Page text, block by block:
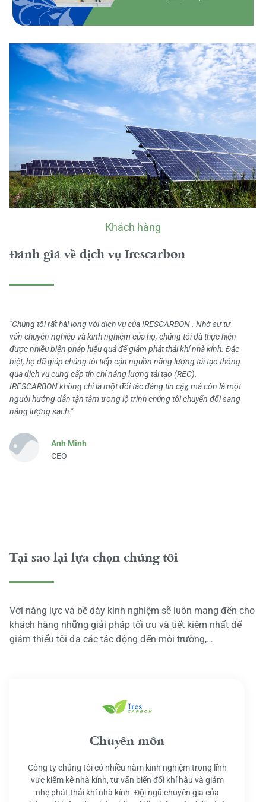
Khách hàng
Đánh giá về dịch vụ Irescarbon
"Chúng tôi rất hài lòng với dịch vụ của IRESCARBON . Nhờ sự tư
vấn chuyên nghiệp và kinh nghiệm của họ, chúng tôi đã thực hiện
được nhiều biện pháp hiệu quả để giảm phát thải khí nhà kính. Đặc
biệt, họ đã giúp chúng tôi tiếp cận nguồn năng lượng tái tạo thông
qua dịch vụ cung cấp tín chỉ năng lượng tái tạo (REC).
IRESCARBON không chỉ là một đối tác đáng tin cậy, mà còn là một
người hướng dẫn tận tâm trong lộ trình chúng tôi chuyển đổi sang
năng lượng sạch."
Anh Minh
CEO
Tại sao lại lựa chọn chúng tôi
Với năng lực và bề dày kinh nghiệm sẽ luôn mang đến cho
khách hàng những giải pháp tối ưu và tiết kiệm nhất để
giảm thiểu tối đa các tác động đến môi trường,…
Chuyên môn
Công ty chúng tôi có nhiều năm kinh nghiệm trong lĩnh
vực kiểm kê nhà kính, tư vấn biến đổi khí hậu và giảm
nhẹ phát thải khí nhà kính. Đội ngũ chuyên gia của